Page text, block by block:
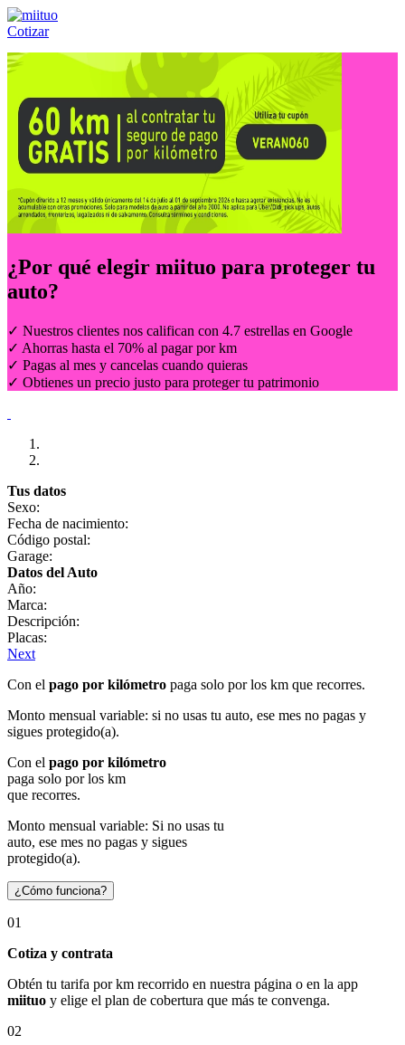
Cotizar
Llámanos al:(55) 84-21-05-00 ó
¿Por qué elegir miituo para proteger tu
auto?
✓ Nuestros clientes nos califican con 4.7 estrellas en Google
✓ Ahorras hasta el 70% al pagar por km
✓ Pagas al mes y cancelas cuando quieras
✓ Obtienes un precio justo para proteger tu patrimonio
Tus datos
Sexo:
Fecha de nacimiento:
Código postal:
Garage:
Datos del Auto
Año:
Marca:
Descripción:
Placas:
Next
Con el pago por kilómetro paga solo por los km que recorres.
Monto mensual variable: si no usas tu auto, ese mes no pagas y
sigues protegido(a).
Con el pago por kilómetro
paga solo por los km
que recorres.
Monto mensual variable: Si no usas tu
auto, ese mes no pagas y sigues
protegido(a).
¿Cómo funciona?
01
Cotiza y contrata
Obtén tu tarifa por km recorrido en nuestra página o en la app
miituo y elige el plan de cobertura que más te convenga.
02